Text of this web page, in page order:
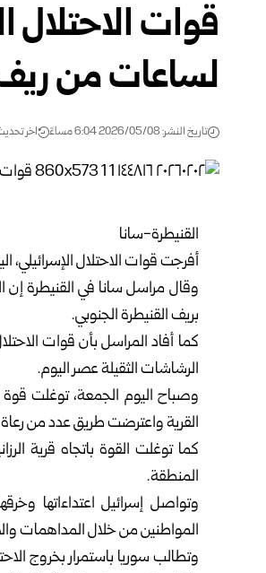
قوات الاحتلال
لساعات من ريف
تاريخ النشر: 2026/05/08 6:04 مساءً اخر تحديث: 2026/05/08
القنيطرة-سانا
أفرجت قوات الاحتلال
وقال مراسل سانا في القنيطرة إن
بريف القنيطرة الجنوبي.
كما أفاد المراسل بأن قوات
الرشاشات الثقيلة عصر اليوم.
القرية واعترضت طريق عدد من
كما توغلت القوة باتجاه قرية
المنطقة.
المواطنين من خلال المداهمات
وتطالب سوريا باستمرار بخروج